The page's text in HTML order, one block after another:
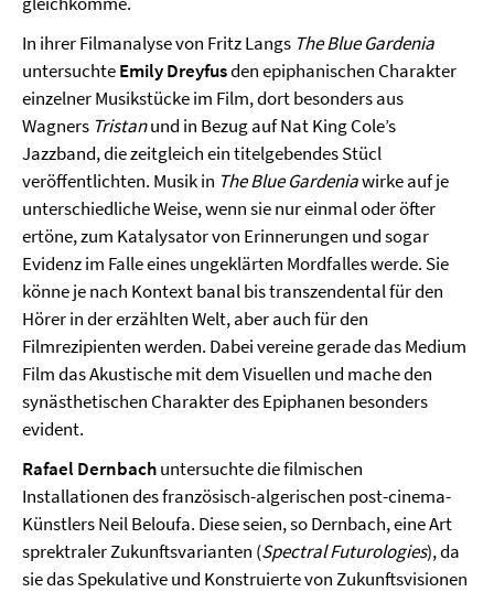
In ihrer Filmanalyse von Fritz Langs The Blue Gardenia
untersuchteEmily Dreyfusden epiphanischen Charakter
einzelner Musikstücke im Film, dort besonders aus
Wagners Tristanund in Bezug auf Nat King Cole’s
Jazzband, die zeitgleich ein titelgebendes Stücl
veröffentlichten. Musik in The Blue Gardeniawirke auf je
unterschiedliche Weise, wenn sie nur einmal oder öfter
ertöne, zum Katalysator von Erinnerungen und sogar
Evidenz im Falle eines ungeklärten Mordfalles werde. Sie
könne je nach Kontext banal bis transzendental für den
Hörer in der erzählten Welt, aber auch für den
Filmrezipienten werden. Dabei vereine gerade das Medium
Film das Akustische mit dem Visuellen und mache den
synästhetischen Charakter des Epiphanen besonders
evident.
Rafael Dernbachuntersuchte die filmischen
Installationen des französisch-algerischen post-cinema-
Künstlers Neil Beloufa. Diese seien, so Dernbach, eine Art
sprektraler Zukunftsvarianten (Spectral Futurologies), da
sie das Spekulative und Konstruierte von Zukunftsvisionen